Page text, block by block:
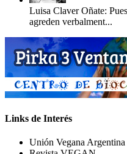
Luisa Claver Oñate:
agreden verbalment...
Links de Interés
Unión Vegana Argentina